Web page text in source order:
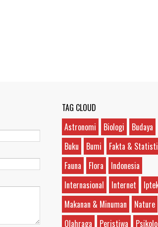
TAG CLOUD
Astronomi
Biologi
Budaya
Buku
Bumi
Fakta &
Fauna
Flora
Indonesia
Internasional
Internet
Makanan & Minuman
Nature
Olahraga
Peristiwa